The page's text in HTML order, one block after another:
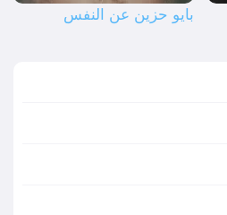
بايو حزين عن النفس